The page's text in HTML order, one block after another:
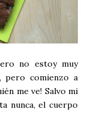
no estoy muy
pero comienzo a
me ve! Salvo mi
nunca, el cuerpo